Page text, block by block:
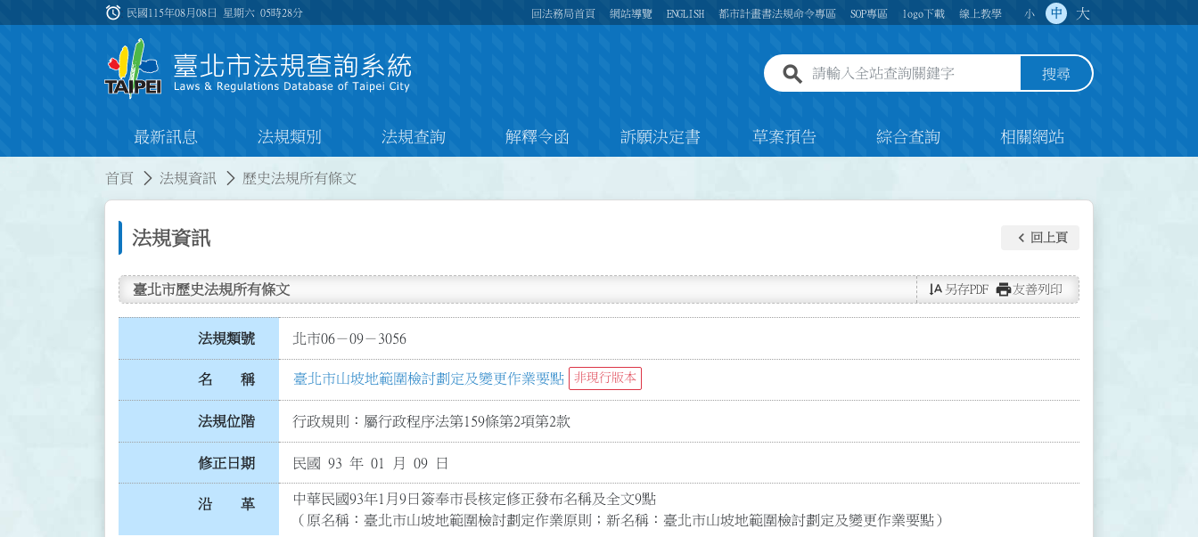
:::
alarm 民國115年08月08日 星期六05時28分 回法務局首頁 網站導覽 ENGLISH 都市計畫書法規命令專區 SOP專區 logo下載 線上教學 小 中 大
全站查詢關鍵字欄位 搜尋
最新訊息 法規類別 法規查詢 解釋令函 訴願決定書 草案預告 綜合查詢 相關網站
首頁 法規資訊 歷史法規所有條文
法規資訊 keyboard_arrow_left 回上頁
臺北市歷史法規所有條文 text_rotate_vertical 另存PDF print友善列印
法規類號 北市06－09－3056
名 稱 臺北市山坡地範圍檢討劃定及變更作業要點 非現行版本
法規位階 行政規則：屬行政程序法第159條第2項第2款
修正日期 民國 93 年 01 月 09 日
沿 革
中華民國93年1月9日簽奉市長核定修正發布名稱及全文9點
（原名稱：臺北市山坡地範圍檢討劃定作業原則；新名稱：臺北市山坡地範圍檢討劃定及變更作業要點）